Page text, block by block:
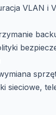
VLAN i
sieciowe,